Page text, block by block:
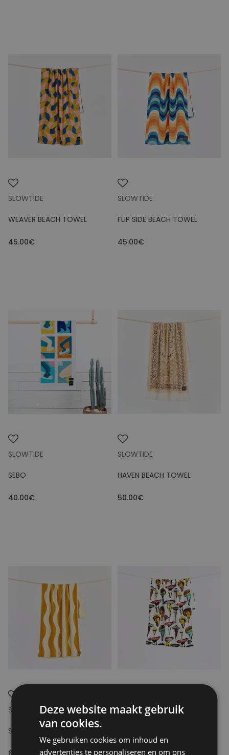
SLOWTIDE
WEAVER BEACH TOWEL
45.00€
SLOWTIDE
FLIP SIDE BEACH TOWEL
45.00€
SLOWTIDE
SEBO
40.00€
SLOWTIDE
HAVEN BEACH TOWEL
50.00€
SLOWTIDE
SLOWTIDE STRIPE TOWEL
SLOWTIDE
Deze website maakt gebruik
van cookies.
We gebruiken cookies om inhoud en
advertenties te personaliseren en om ons